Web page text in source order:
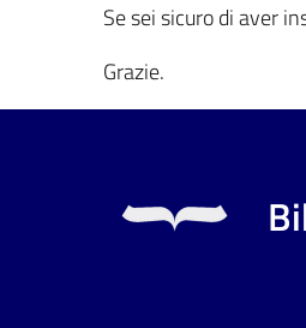
Se sei sicuro di aver
Grazie.